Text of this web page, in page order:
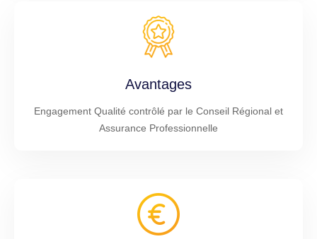
Avantages
Engagement Qualité contrôlé par le Conseil Régional et
Assurance Professionnelle